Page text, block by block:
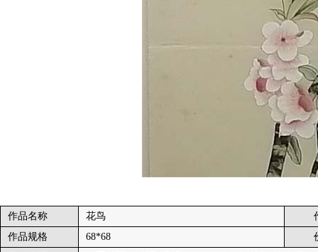
作品名称 花鸟
作品规格
68*68